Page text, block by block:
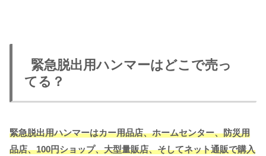
緊急脱出用ハンマーはどこで売っ
てる？
緊急脱出用ハンマーはカー用品店、ホームセンター、防災用
品店、100円ショップ、大型量販店、そしてネット通販で購入